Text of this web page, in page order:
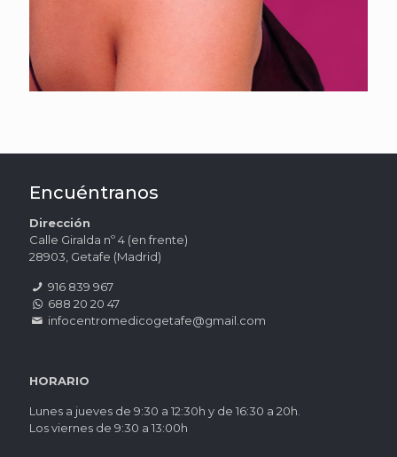
Encuéntranos
Dirección
Calle Giralda nº 4 (en frente)
28903, Getafe (Madrid)
916 839 967
688 20 20 47
infocentromedicogetafe@gmail.com
HORARIO
Lunes a jueves de 9:30 a 12:30h y de 16:30 a 20h.
Los viernes de 9:30 a 13:00h